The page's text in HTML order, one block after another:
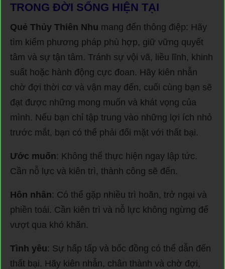
TRONG ĐỜI SỐNG HIỆN TẠI
Quẻ Thủy Thiên Nhu mang đến thông điệp: Hãy
tìm kiếm phương pháp phù hợp, giữ vững quyết
tâm và sự tận tâm. Tránh sự vội vã, liều lĩnh, khinh
suất hoặc hành động cực đoan. Hãy kiên nhẫn
chờ đợi thời cơ và vận may đến, cuối cùng bạn sẽ
đạt được những mong muốn và khát vọng của
mình. Nếu bạn chỉ tập trung vào những lợi ích nhỏ
trước mắt, bạn có thể phải đối mặt với thất bại.
Ước muốn: Không thể thực hiện ngay lập tức.
Cần nỗ lực và kiên trì, thành công sẽ đến.
Hôn nhân: Có thể gặp nhiều trì hoãn, trở ngại và
phiền toái. Cần kiên trì và nỗ lực không ngừng để
vượt qua khó khăn.
Tình yêu: Sự hấp tấp và bốc đồng có thể dẫn đến
thất bại. Hãy kiên nhẫn, chân thành và chờ đợi,